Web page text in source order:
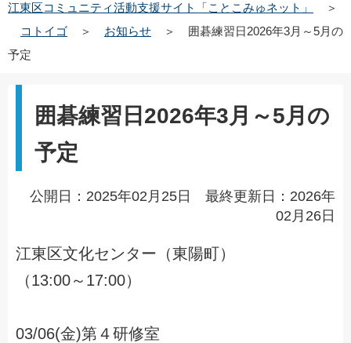
江東区コミュニティ活動支援サイト「ことこみゅネット」
＞
コトイゴ
＞ お知らせ ＞
囲碁練習日2026年3月～5月の
予定
囲碁練習日2026年3月～5月の
予定
公開日：2025年02月25日 最終更新日：2026年
02月26日
江東区文化センター（東陽町）
（13:00～17:00）
03/06(金)第４研修室